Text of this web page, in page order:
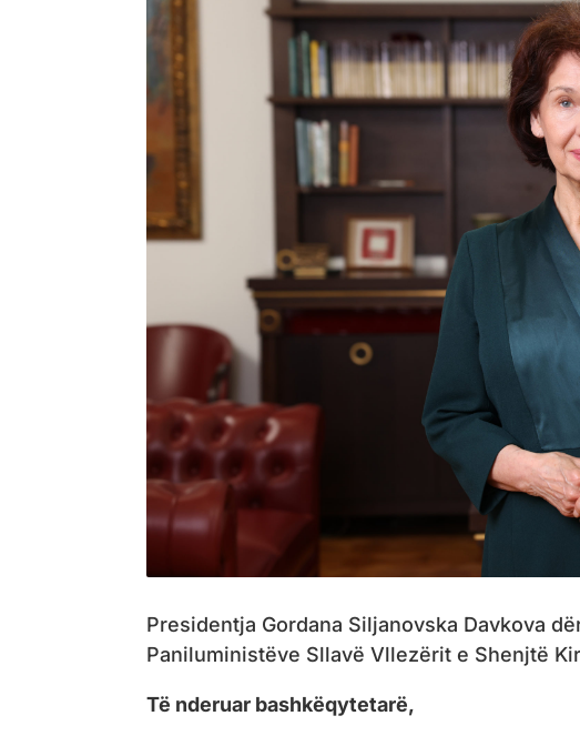
Presidentja Gordana Siljanovska Davkova
Paniluministëve Sllavë Vllezërit e Shenjtë
Të nderuar bashkëqytetarë,